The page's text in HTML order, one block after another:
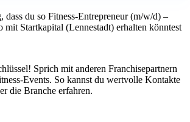
dass du so Fitness-Entrepreneur (m/w/d) –
mit Startkapital (Lennestadt) erhalten könntest
Sprich mit anderen Franchisepartnern
Events. So kannst du wertvolle Kontakte
die Branche erfahren.